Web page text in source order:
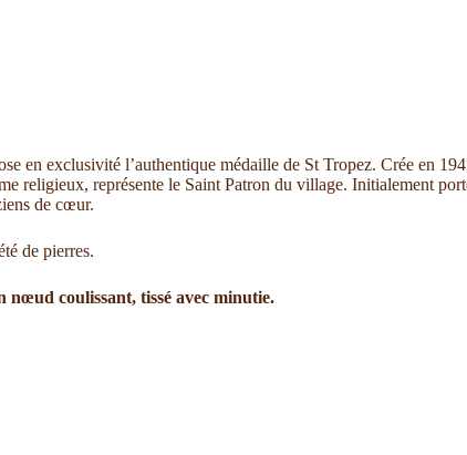
en exclusivité l’authentique médaille de St Tropez. Crée en
religieux, représente le Saint Patron du village. Initialement
de cœur.
de pierres.
nœud coulissant, tissé avec minutie.